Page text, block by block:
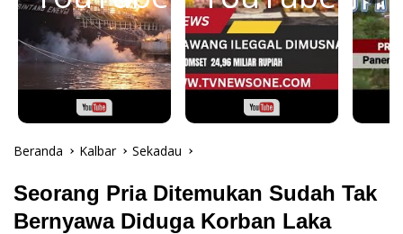
Beranda Kalbar Sekadau
Seorang Pria Ditemukan Sudah Tak
Bernyawa Diduga Korban Laka